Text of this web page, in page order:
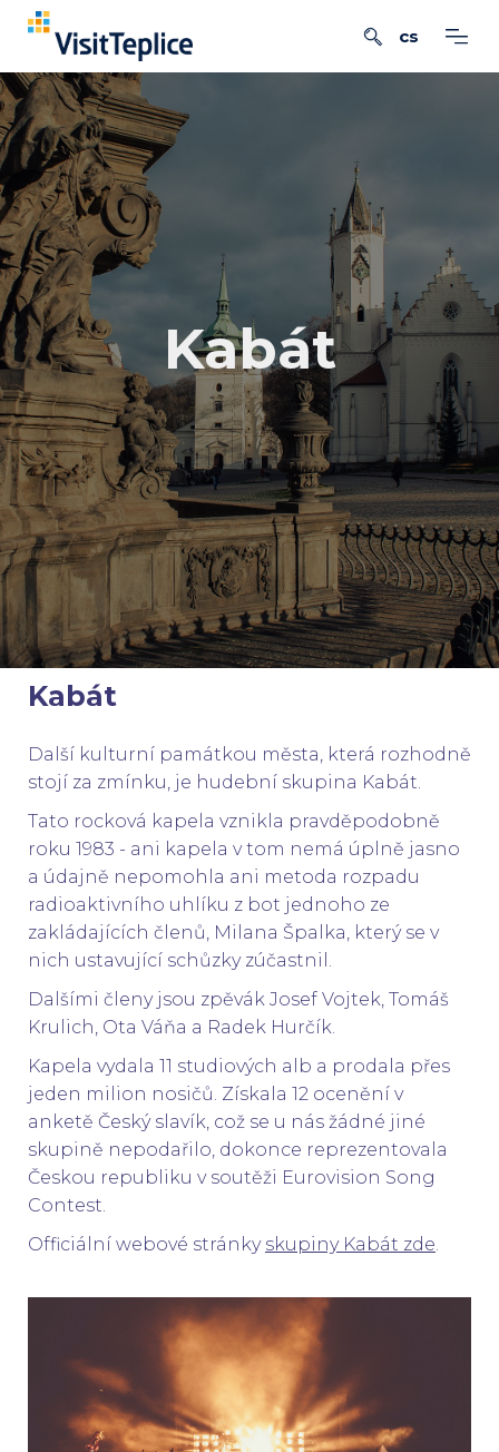
Kabát
Kabát
Další kulturní památkou města, která rozhodně
stojí za zmínku, je hudební skupina Kabát.
Tato rocková kapela vznikla pravděpodobně
roku 1983 - ani kapela v tom nemá úplně jasno
a údajně nepomohla ani metoda rozpadu
radioaktivního uhlíku z bot jednoho ze
zakládajících členů, Milana Špalka, který se v
nich ustavující schůzky zúčastnil.
Dalšími členy jsou zpěvák Josef Vojtek, Tomáš
Krulich, Ota Váňa a Radek Hurčík.
Kapela vydala 11 studiových alb a prodala přes
jeden milion nosičů. Získala 12 ocenění v
anketě Český slavík, což se u nás žádné jiné
skupině nepodařilo, dokonce reprezentovala
Českou republiku v soutěži Eurovision Song
Contest.
Officiální webové stránky skupiny Kabát zde.